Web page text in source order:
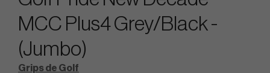
MCC Plus4 Grey/Black -
(Jumbo)
Grips de Golf